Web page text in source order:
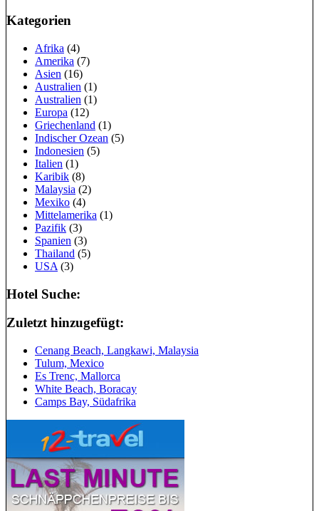
Kategorien
Afrika (4)
Amerika (7)
Asien (16)
Australien (1)
Australien (1)
Europa (12)
Griechenland (1)
Indischer Ozean (5)
Indonesien (5)
Italien (1)
Karibik (8)
Malaysia (2)
Mexiko (4)
Mittelamerika (1)
Pazifik (3)
Spanien (3)
Thailand (5)
USA (3)
Hotel Suche:
Zuletzt hinzugefügt:
Cenang Beach, Langkawi, Malaysia
Tulum, Mexico
Es Trenc, Mallorca
White Beach, Boracay
Camps Bay, Südafrika